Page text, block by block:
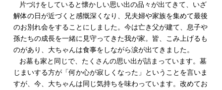
片づけをしていると懐かしい思い出の品々が出てきて、いざ
解体の日が近づくと感慨深くなり、兄夫婦や家族を集めて最後
のお別れ会をすることにしました。今は亡き父が建て、息子や
孫たちの成長を一緒に見守ってきた我が家。皆、こみ上げるも
のがあり、大ちゃんは食事をしながら涙が出てきました。
お墓も家と同じで、たくさんの思い出が詰まっています。墓
じまいする方が「何か心が寂しくなった」ということを言いま
すが、今、大ちゃんは同じ気持ちを味わっています。改めてお